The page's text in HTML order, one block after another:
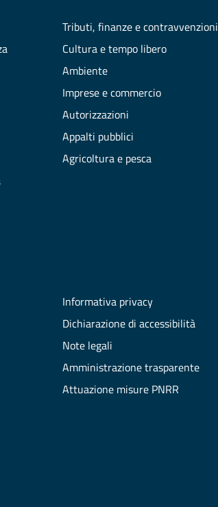
Tributi, finanze e contravvenzioni
Cultura e tempo libero
Ambiente
Imprese e commercio
Autorizzazioni
Appalti pubblici
Agricoltura e pesca
Informativa privacy
Dichiarazione di accessibilità
Note legali
Amministrazione trasparente
Attuazione misure PNRR